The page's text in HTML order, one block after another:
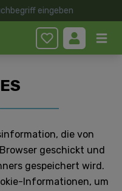
die von
geschickt und
gespeichert wird.
Informationen, um